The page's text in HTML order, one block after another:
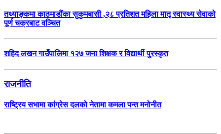
तथ्याङ्कमा काठमाडौंका सुकुमबासी ,२८ प्रतिशत महिला मातृ स्वास्थ्य सेवाको
पूर्ण चक्रबाट वञ्चित
शहिद लखन गाउँपालिमा १२७ जना शिक्षक र विद्यार्थी पुरस्कृत
राजनीति
राष्ट्रिय सभामा कांग्रेस दलको नेतामा कमला पन्त मनोनीत